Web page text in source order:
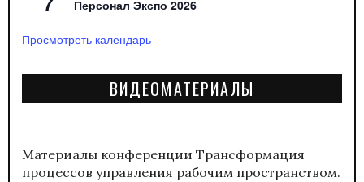
Персонал Экспо 2026
Просмотреть календарь
ВИДЕОМАТЕРИАЛЫ
Материалы конференции Трансформация
процессов управления рабочим пространством.